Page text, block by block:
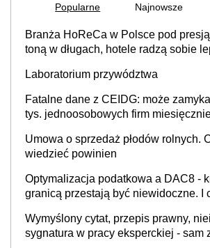
Popularne Najnowsze
Branża HoReCa w Polsce pod
toną w długach, hotele radzą sobie
Laboratorium przywództwa
Fatalne dane z CEIDG: może
tys. jednoosobowych firm
Umowa o sprzedaż płodów rolnych.
wiedzieć powinien
Optymalizacja podatkowa a DAC8 -
granicą przestają być niewidoczne. I
Wymyślony cytat, przepis prawny,
sygnatura w pracy eksperckiej - sam